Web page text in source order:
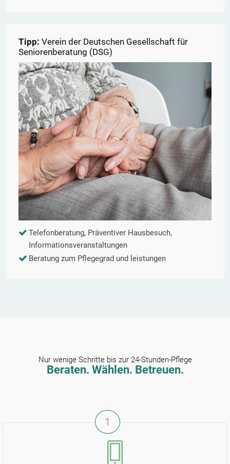
Tipp: Verein der Deutschen Gesellschaft für
Seniorenberatung (DSG)
Telefonberatung, Präventiver Hausbesuch,
Informationsveranstaltungen
Beratung zum Pflegegrad und leistungen
Nur wenige Schritte bis zur 24-Stunden-Pflege
Beraten. Wählen. Betreuen.
1